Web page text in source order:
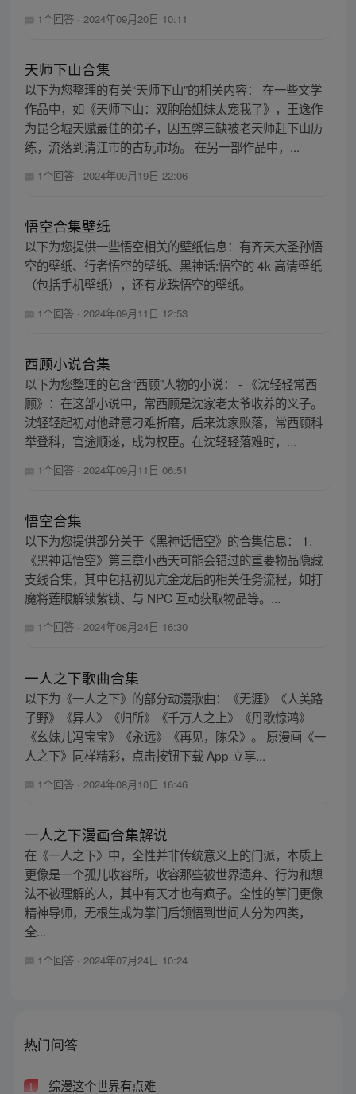
1个回答 · 2024年09月20日 10:11
天师下山合集
以下为您整理的有关“天师下山”的相关内容： 在一些文学
作品中，如《天师下山：双胞胎姐妹太宠我了》，王逸作
为昆仑墟天赋最佳的弟子，因五弊三缺被老天师赶下山历
练，流落到清江市的古玩市场。 在另一部作品中，...
1个回答 · 2024年09月19日 22:06
悟空合集壁纸
以下为您提供一些悟空相关的壁纸信息：有齐天大圣孙悟
空的壁纸、行者悟空的壁纸、黑神话:悟空的 4k 高清壁纸
（包括手机壁纸），还有龙珠悟空的壁纸。
1个回答 · 2024年09月11日 12:53
西顾小说合集
以下为您整理的包含“西顾”人物的小说： - 《沈轻轻常西
顾》：在这部小说中，常西顾是沈家老太爷收养的义子。
沈轻轻起初对他肆意刁难折磨，后来沈家败落，常西顾科
举登科，官途顺遂，成为权臣。在沈轻轻落难时，...
1个回答 · 2024年09月11日 06:51
悟空合集
以下为您提供部分关于《黑神话悟空》的合集信息： 1.
《黑神话悟空》第三章小西天可能会错过的重要物品隐藏
支线合集，其中包括初见亢金龙后的相关任务流程，如打
魔将莲眼解锁紫锁、与 NPC 互动获取物品等。...
1个回答 · 2024年08月24日 16:30
一人之下歌曲合集
以下为《一人之下》的部分动漫歌曲：《无涯》《人美路
子野》《异人》《归所》《千万人之上》《丹歌惊鸿》
《幺妹儿冯宝宝》《永远》《再见，陈朵》。 原漫画《一
人之下》同样精彩，点击按钮下载 App 立享...
1个回答 · 2024年08月10日 16:46
一人之下漫画合集解说
在《一人之下》中，全性并非传统意义上的门派，本质上
更像是一个孤儿收容所，收容那些被世界遗弃、行为和想
法不被理解的人，其中有天才也有疯子。全性的掌门更像
精神导师，无根生成为掌门后领悟到世间人分为四类，
全...
1个回答 · 2024年07月24日 10:24
热门问答
1 综漫这个世界有点难